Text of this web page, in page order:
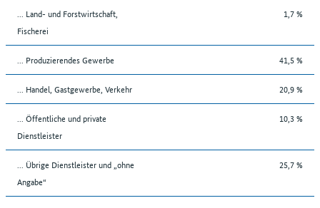
... Land- und Forstwirtschaft,
Fischerei
1,7 %
... Produzierendes Gewerbe 41,5 %
... Handel, Gastgewerbe, Verkehr 20,9 %
... Öffentliche und private
Dienstleister
10,3 %
... Übrige Dienstleister und „ohne
Angabe“
25,7 %